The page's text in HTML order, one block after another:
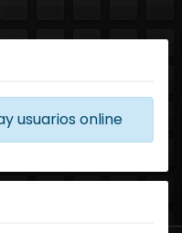
usuarios online